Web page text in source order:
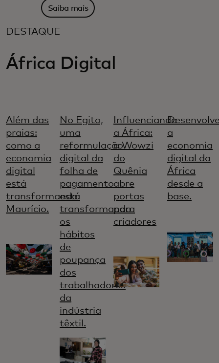
Saiba mais
DESTAQUE
África Digital
Além das
praias:
como a
economia
digital
está
transformando
Maurício.
No Egito,
uma
reformulação
digital da
folha de
pagamento
está
transformando
os
hábitos
de
poupança
dos
trabalhadores
da
indústria
têxtil.
Influenciando
a África:
a Wowzi
do
Quênia
abre
portas
para
criadores
a
economia
digital da
África
desde a
base.